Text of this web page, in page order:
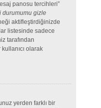
panosu tercihleri”
durumumu gizle
aktifleştirdiğinizde
listesinde sadece
tarafından
olarak
yerden farklı bir